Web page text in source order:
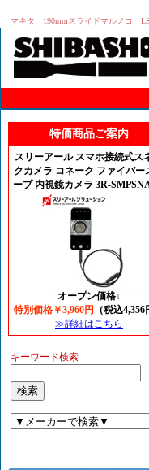
マキタ、190mmスライドマルノコ、
特価商品ご案内
スリーアール スマホ接続式ス
クカメラ コネーク ファイバー
ープ 内視鏡カメラ 3R-
オープン価格↓
特別価格￥3,960円
（税込4,356
≫詳細はこちら
キーワード検索